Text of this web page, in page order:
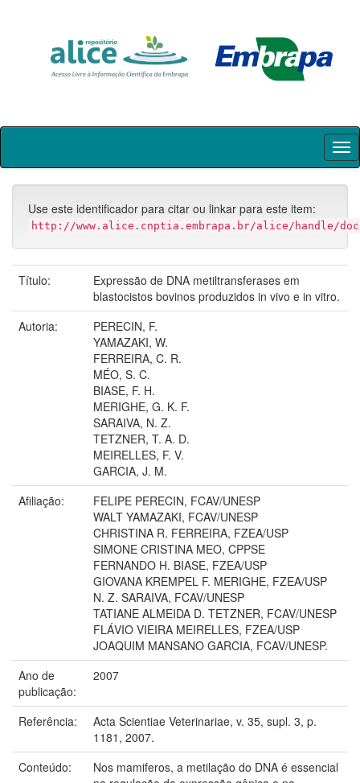
Skip
Use este identificador para citar ou linkar para este item:
http://www.alice.cnptia.embrapa.br/alice/handle/
Título:
Expressão de DNA metiltransferases em
blastocistos bovinos produzidos in vivo e in vitro.
Autoria:
PERECIN, F.
YAMAZAKI, W.
FERREIRA, C. R.
MÉO, S. C.
BIASE, F. H.
MERIGHE, G. K. F.
SARAIVA, N. Z.
TETZNER, T. A. D.
MEIRELLES, F. V.
GARCIA, J. M.
Afiliação:
FELIPE PERECIN, FCAV/UNESP
WALT YAMAZAKI, FCAV/UNESP
CHRISTINA R. FERREIRA, FZEA/USP
SIMONE CRISTINA MEO, CPPSE
FERNANDO H. BIASE, FZEA/USP
GIOVANA KREMPEL F. MERIGHE, FZEA/USP
N. Z. SARAIVA, FCAV/UNESP
TATIANE ALMEIDA D. TETZNER, FCAV/UNESP
FLÁVIO VIEIRA MEIRELLES, FZEA/USP
JOAQUIM MANSANO GARCIA, FCAV/UNESP.
Ano de
publicação:
2007
Referência:
Acta Scientiae Veterinariae, v. 35, supl. 3, p.
1181, 2007.
Conteúdo:
Nos mamiferos, a metilação do DNA é essencial